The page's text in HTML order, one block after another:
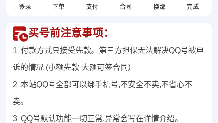
买号前注意事项：
1. 付款方式只接受先款。第三方担保无法解决QQ号被申
诉的情况 (小额先款 大额可签合同）
2. 本站QQ号全部可以绑手机号,不安全不卖,不省心不
卖。
3. QQ号默认功能一切正常,异常会写在详情介绍。